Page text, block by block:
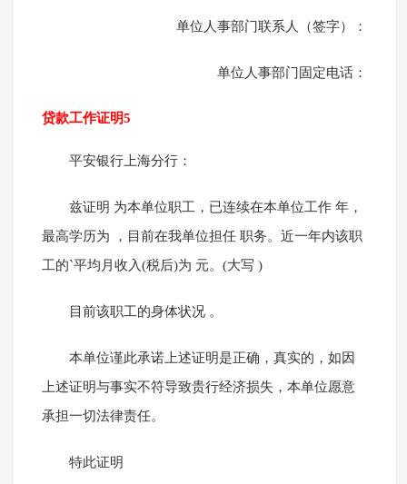
单位人事部门联系人（签字）：
单位人事部门固定电话：
贷款工作证明5
平安银行上海分行：
兹证明 为本单位职工，已连续在本单位工作 年，
最高学历为 ，目前在我单位担任 职务。近一年内该职
工的`平均月收入(税后)为 元。(大写 )
目前该职工的身体状况 。
本单位谨此承诺上述证明是正确，真实的，如因
上述证明与事实不符导致贵行经济损失，本单位愿意
承担一切法律责任。
特此证明